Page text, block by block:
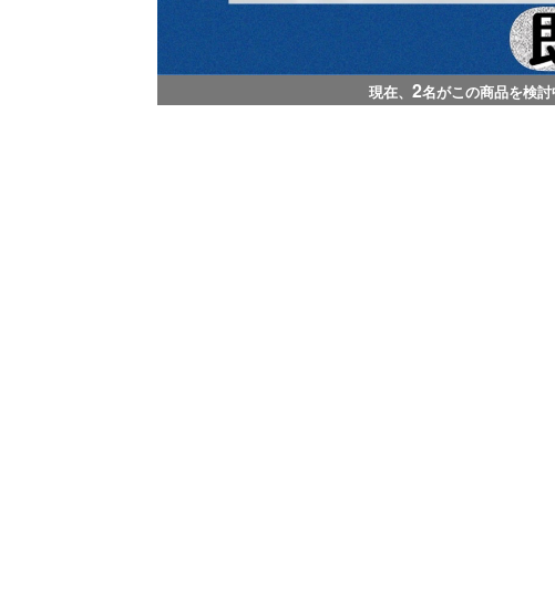
現在、 2名がこの商品を検